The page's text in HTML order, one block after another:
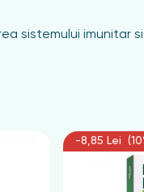
sistemului imunitar
fie important pentru
și metabolismul
de inflamație și
hormonilor.
-8,85 Lei